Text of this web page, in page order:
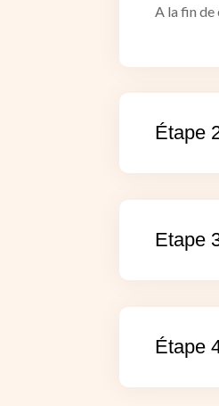
A la fin de
Étape
Etape
Étape